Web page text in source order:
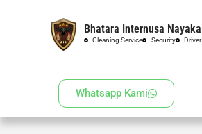
Bhatara Internusa Nayaka
Cleaning Service Security Driver
Whatsapp Kami